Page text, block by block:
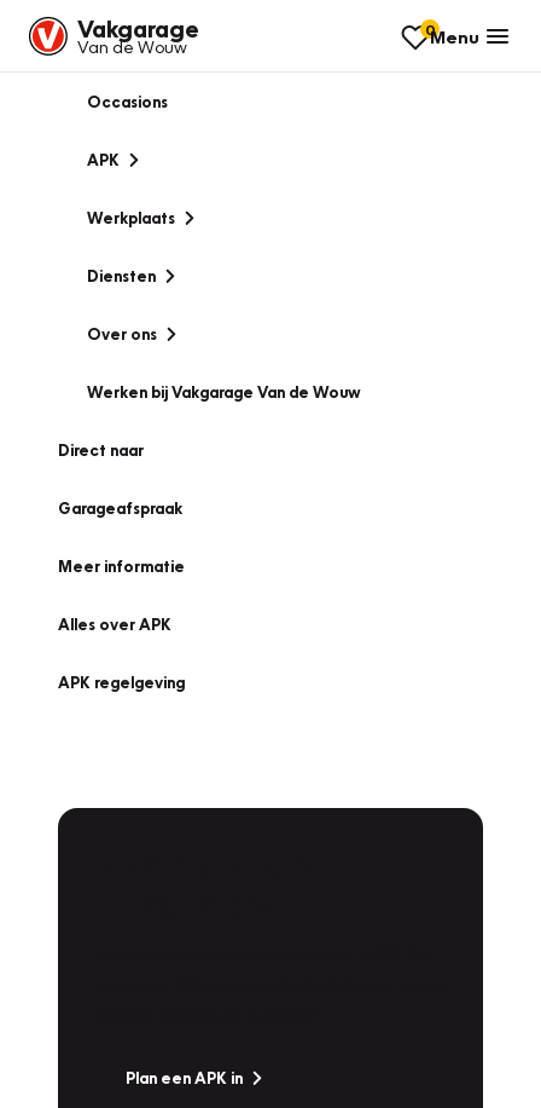
Vakgarage
Van de Wouw
0Menu
Occasions
APK
Werkplaats
Diensten
Over ons
Werken bij Vakgarage Van de Wouw
Direct naar
Garageafspraak
Meer informatie
Alles over APK
APK regelgeving
Plan een APK in